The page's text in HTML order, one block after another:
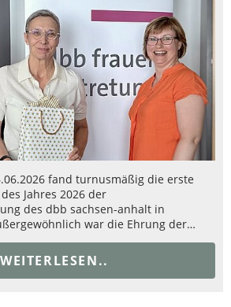
fand turnusmäßig die erste
Jahres 2026 der
des dbb sachsen-anhalt in
war die Ehrung der…
WEITERLESEN..